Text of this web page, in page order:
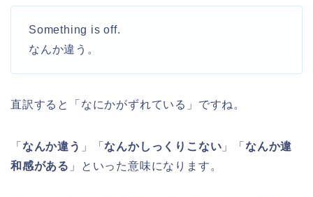
Something is off.
なんか違う。
直訳すると「なにかがずれている」ですね。
「 なんか違う 」「なんかしっくりこない 」「なんか違
和感がある 」といった意味になります。